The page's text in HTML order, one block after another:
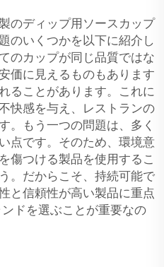
のディップ用ソースカップ
のいくつかを以下に紹介し
のカップが同じ品質ではな
価に見えるものもあります
ることがあります。これに
快感を与え、レストランの
。もう一つの問題は、多く
点です。そのため、環境意
傷つける製品を使用するこ
。だからこそ、持続可能で
と信頼性が高い製品に重点
ドを選ぶことが重要なの